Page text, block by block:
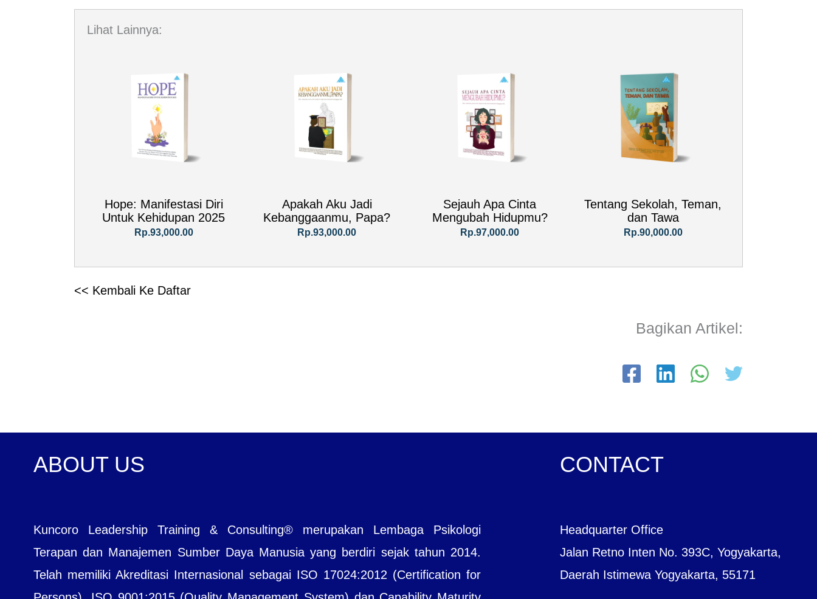
Lihat Lainnya:
Hope: Manifestasi Diri
Untuk Kehidupan 2025
Rp.93,000.00
Apakah Aku Jadi
Kebanggaanmu, Papa?
Rp.93,000.00
Sejauh Apa Cinta
Mengubah Hidupmu?
Rp.97,000.00
Tentang Sekolah, Teman,
dan Tawa
Rp.90,000.00
<< Kembali Ke Daftar
Bagikan Artikel:
ABOUT US
Kuncoro Leadership Training & Consulting® merupakan Lembaga Psikologi
Terapan dan Manajemen Sumber Daya Manusia yang berdiri sejak tahun 2014.
Telah memiliki Akreditasi Internasional sebagai ISO 17024:2012 (Certification for
CONTACT
Headquarter Office
Jalan Retno Inten No. 393C, Yogyakarta,
Daerah Istimewa Yogyakarta, 55171